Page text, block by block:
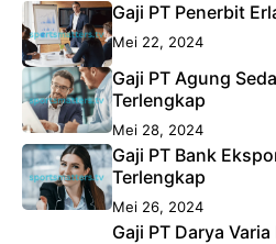
Gaji PT Penerbit
Mei 22, 2024
Gaji PT Agung
Terlengkap
Mei 28, 2024
Gaji PT Bank
Terlengkap
Mei 26, 2024
Gaji PT Darya